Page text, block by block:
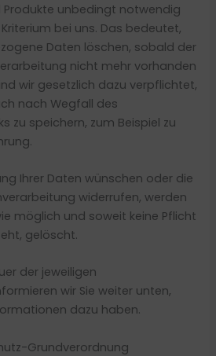
Produkte unbedingt notwendig
bei uns. Das bedeutet,
Daten löschen, sobald der
nicht mehr vorhanden
wir gesetzlich dazu verpflichtet,
nach Wegfall des
zu speichern, zum Beispiel zu
Ihrer Daten wünschen oder die
widerrufen, werden
möglich und soweit keine Pflicht
gelöscht.
der jeweiligen
wir Sie weiter unten,
dazu haben.
Grundverordnung